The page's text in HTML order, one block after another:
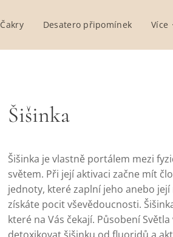
Čakry Desatero připomínek Více
Šišinka
Šišinka je vlastně portálem mezi
světem. Při její aktivaci začne mít
jednoty, které zaplní jeho anebo
získáte pocit vševědoucnosti.
které na Vás čekají. Působení